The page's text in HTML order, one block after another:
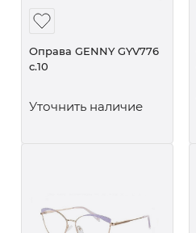
Оправа GENNY GYV776
c.10
Уточнить наличие